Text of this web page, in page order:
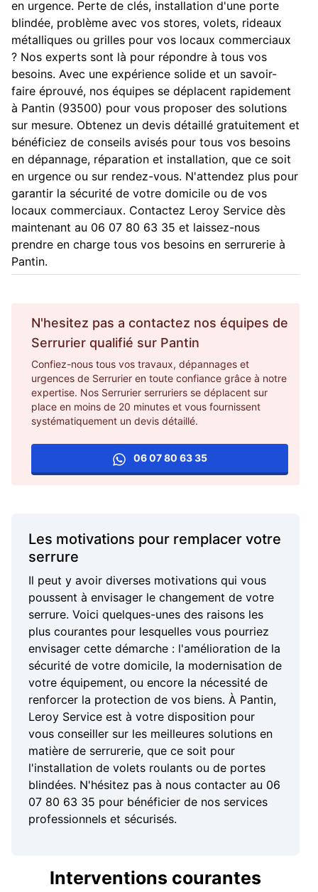
en urgence. Perte de clés, installation d'une porte
blindée, problème avec vos stores, volets, rideaux
métalliques ou grilles pour vos locaux commerciaux
? Nos experts sont là pour répondre à tous vos
besoins. Avec une expérience solide et un savoir-
faire éprouvé, nos équipes se déplacent rapidement
à Pantin (93500) pour vous proposer des solutions
sur mesure. Obtenez un devis détaillé gratuitement et
bénéficiez de conseils avisés pour tous vos besoins
en dépannage, réparation et installation, que ce soit
en urgence ou sur rendez-vous. N'attendez plus pour
garantir la sécurité de votre domicile ou de vos
locaux commerciaux. Contactez Leroy Service dès
maintenant au 06 07 80 63 35 et laissez-nous
prendre en charge tous vos besoins en serrurerie à
Pantin.
N'hesitez pas a contactez nos équipes de
Serrurier qualifié sur Pantin
Confiez-nous tous vos travaux, dépannages et
urgences de Serrurier en toute confiance grâce à notre
expertise. Nos Serrurier serruriers se déplacent sur
place en moins de 20 minutes et vous fournissent
systématiquement un devis détaillé.
06 07 80 63 35
Les motivations pour remplacer votre
serrure
Il peut y avoir diverses motivations qui vous
poussent à envisager le changement de votre
serrure. Voici quelques-unes des raisons les
plus courantes pour lesquelles vous pourriez
envisager cette démarche : l'amélioration de la
sécurité de votre domicile, la modernisation de
votre équipement, ou encore la nécessité de
renforcer la protection de vos biens. À Pantin,
Leroy Service est à votre disposition pour
vous conseiller sur les meilleures solutions en
matière de serrurerie, que ce soit pour
l'installation de volets roulants ou de portes
blindées. N'hésitez pas à nous contacter au 06
07 80 63 35 pour bénéficier de nos services
professionnels et sécurisés.
Interventions courantes